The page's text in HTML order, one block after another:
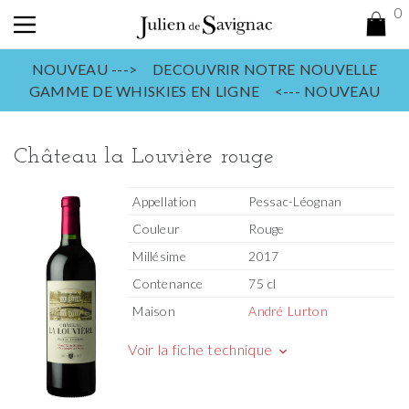
0
NOUVEAU ---> DECOUVRIR NOTRE NOUVELLE
GAMME DE WHISKIES EN LIGNE <--- NOUVEAU
Château la Louvière rouge
Appellation
Pessac-Léognan
Couleur
Rouge
Millésime
2017
Contenance
75 cl
Maison
André Lurton
Voir la fiche technique keyboard_arrow_down